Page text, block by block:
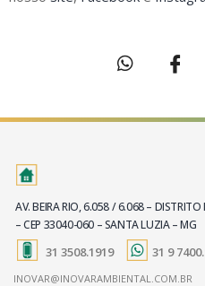
AV. BEIRA RIO, 6.058 / 6.068 –
– CEP 33040-060 – SANTA LUZIA – MG
31 3508.1919 31 9
INOVAR@INOVARAMBIENTAL.COM.BR